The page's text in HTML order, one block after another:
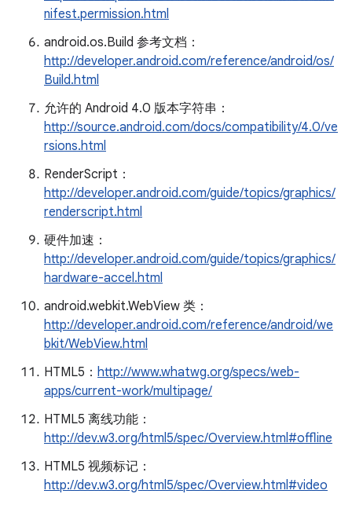
nifest.permission.html
android.os.Build 参考文档：
http://developer.android.com/reference/android/os/
Build.html
允许的 Android 4.0 版本字符串：
http://source.android.com/docs/compatibility/4.0/ve
rsions.html
RenderScript：
http://developer.android.com/guide/topics/graphics/
renderscript.html
硬件加速：
http://developer.android.com/guide/topics/graphics/
hardware-accel.html
android.webkit.WebView 类：
http://developer.android.com/reference/android/we
bkit/WebView.html
HTML5： http://www.whatwg.org/specs/web-
apps/current-work/multipage/
HTML5 离线功能：
http://dev.w3.org/html5/spec/Overview.html#offline
HTML5 视频标记：
http://dev.w3.org/html5/spec/Overview.html#video